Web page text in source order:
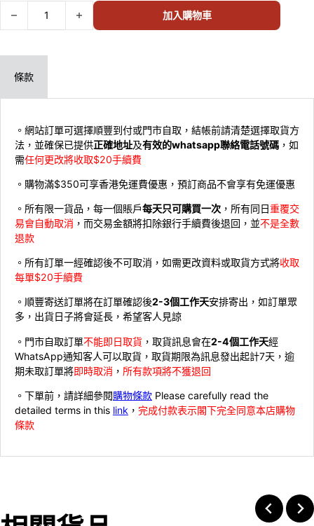
HIQPARTS One-Touch Connector LED 2 綠色 LED 2 枚 LEDS-GRN
加入購物車
條款
。網站訂單可選擇順豐到付或門市自取，結帳前請清楚選擇取貨方
法，並確保已提供正確地址及有效的whatsapp聯絡電話號碼 ，如
需任何更改將收取$20手續費
。購物滿$350可享香港免運費優惠，預訂商品不會享有免運優惠
。所有限一貨品，每一個賬戶每天只可購買一次 ，所有同日重覆交
易會自動取消 ，而交易金額將扣除銀行手續費後退回，並不是全數
退款
。所有訂單一經確認後不可取消，如需更改資料或取貨方式將收取
每單$20手續費
。順豐寄送訂單將在訂單確認後2-3個工作天安排寄出，如訂單眾
多，出貨日子將會延長，希望客人見諒
。門市自取訂單不能即日取貨 ，取貨訊息會在2-4個工作天經
WhatsApp通知客人可以取貨，取貨期限為訊息發出起計7天，逾
期未取訂單將即時取消 ， 所有款項將不獲退回
。下單前，請詳細參閱購物條款 Please carefully read the
detailed terms in this link ， 完成付款表示閣下完全同意本店購物
條款